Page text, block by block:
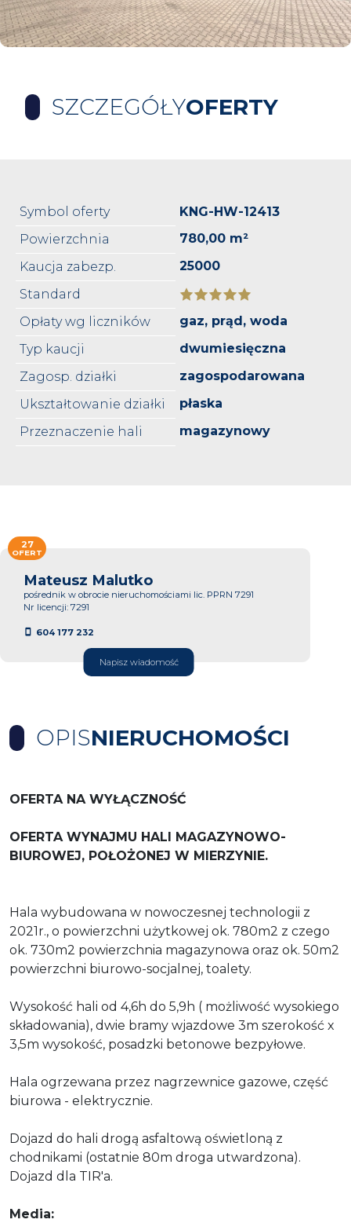
SZCZEGÓŁYOFERTY
Symbol oferty
KNG-HW-12413
Powierzchnia
780,00 m²
Kaucja zabezp.
25000
Standard
Opłaty wg liczników
gaz, prąd, woda
Typ kaucji
dwumiesięczna
Zagosp. działki
zagospodarowana
Ukształtowanie działki
płaska
Przeznaczenie hali
magazynowy
Mateusz Malutko
pośrednik w obrocie nieruchomościami lic. PPRN 7291
Nr licencji: 7291
604 177 232
Napisz wiadomość
27
OFERT
OPISNIERUCHOMOŚCI
OFERTA NA WYŁĄCZNOŚĆ
OFERTA WYNAJMU HALI MAGAZYNOWO-
BIUROWEJ, POŁOŻONEJ W MIERZYNIE.
Hala wybudowana w nowoczesnej technologii z
2021r., o powierzchni użytkowej ok. 780m2 z czego
ok. 730m2 powierzchnia magazynowa oraz ok. 50m2
powierzchni biurowo-socjalnej, toalety.
Wysokość hali od 4,6h do 5,9h ( możliwość wysokiego
składowania), dwie bramy wjazdowe 3m szerokość x
3,5m wysokość, posadzki betonowe bezpyłowe.
Hala ogrzewana przez nagrzewnice gazowe, część
biurowa - elektrycznie.
Dojazd do hali drogą asfaltową oświetloną z
chodnikami (ostatnie 80m droga utwardzona).
Dojazd dla TIR'a.
Media: